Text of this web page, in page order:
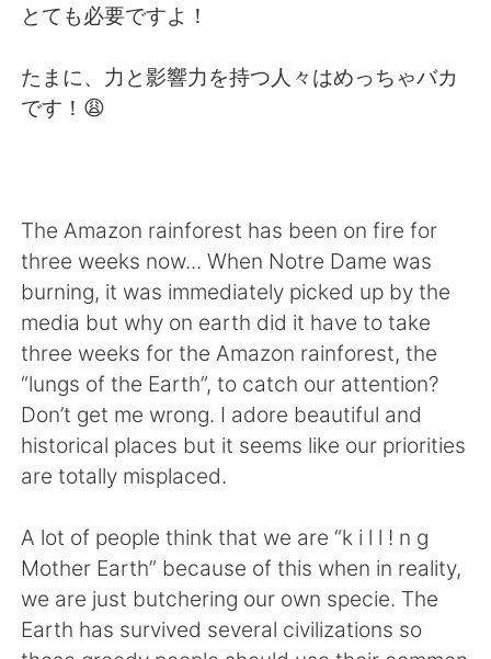
とても必要ですよ！
たまに、力と影響力を持つ人々はめっちゃバカ
です！😩
The Amazon rainforest has been on fire for
three weeks now... When Notre Dame was
burning, it was immediately picked up by the
media but why on earth did it have to take
three weeks for the Amazon rainforest, the
“lungs of the Earth”, to catch our attention?
Don’t get me wrong. I adore beautiful and
historical places but it seems like our priorities
are totally misplaced.
A lot of people think that we are “k i l l ! n g
Mother Earth” because of this when in reality,
we are just butchering our own specie. The
Earth has survived several civilizations so